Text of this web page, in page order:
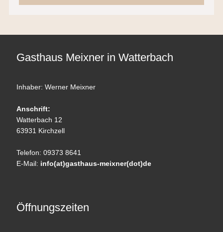
Gasthaus Meixner in Watterbach
Inhaber: Werner Meixner
Anschrift:
Watterbach 12
63931 Kirchzell
Telefon: 09373 8641
E-Mail: info(at)gasthaus-meixner(dot)de
Öffnungszeiten